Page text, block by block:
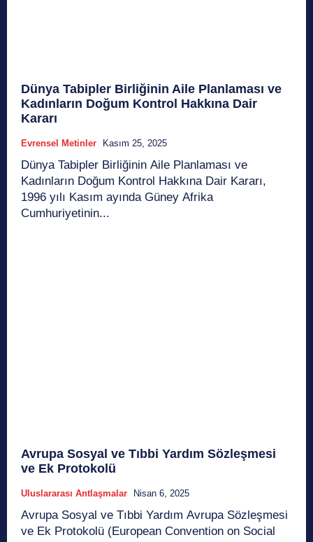
Dünya Tabipler Birliğinin Aile Planlaması ve
Kadınların Doğum Kontrol Hakkına Dair
Kararı
Evrensel Metinler Kasım 25, 2025
Dünya Tabipler Birliğinin Aile Planlaması ve
Kadınların Doğum Kontrol Hakkına Dair Kararı,
1996 yılı Kasım ayında Güney Afrika
Cumhuriyetinin...
Avrupa Sosyal ve Tıbbi Yardım Sözleşmesi
ve Ek Protokolü
Uluslararası Antlaşmalar Nisan 6, 2025
Avrupa Sosyal ve Tıbbi Yardım Avrupa Sözleşmesi
ve Ek Protokolü (European Convention on Social